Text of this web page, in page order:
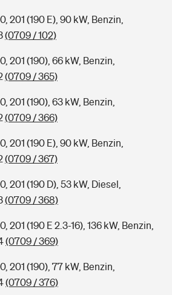
201 (190 E), 90 kW, Benzin,
(0709 / 102)
201 (190), 66 kW, Benzin,
(0709 / 365)
201 (190), 63 kW, Benzin,
(0709 / 366)
201 (190 E), 90 kW, Benzin,
(0709 / 367)
201 (190 D), 53 kW, Diesel,
(0709 / 368)
201 (190 E 2.3-16), 136 kW, Benzin,
(0709 / 369)
201 (190), 77 kW, Benzin,
(0709 / 376)